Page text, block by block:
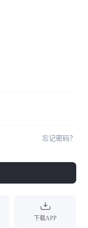
忘记密码？
下载APP